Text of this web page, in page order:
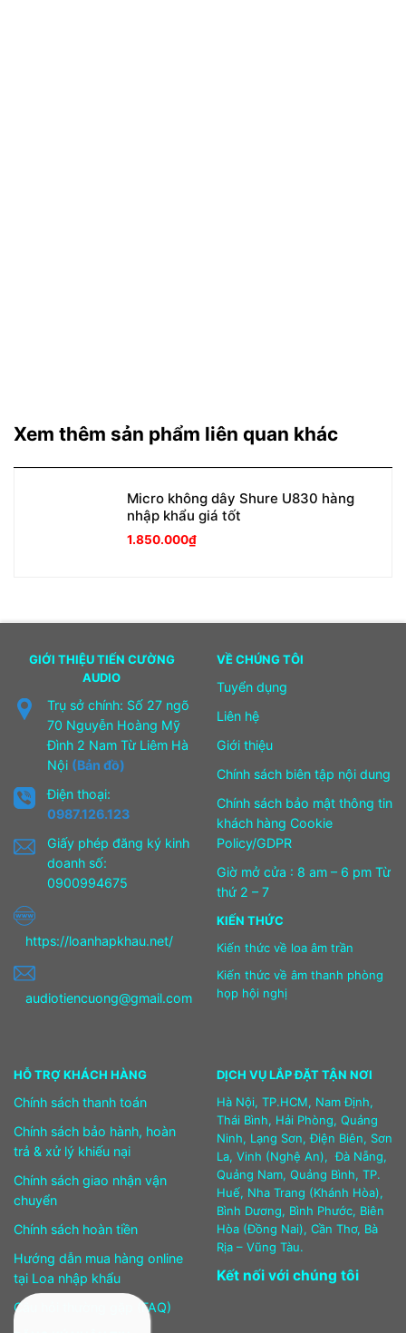
Xem thêm sản phẩm liên quan khác
Micro không dây Shure U830 hàng
nhập khẩu giá tốt
1.850.000₫
GIỚI THIỆU TIẾN CƯỜNG
AUDIO
Trụ sở chính: Số 27 ngõ
70 Nguyễn Hoàng Mỹ
Đình 2 Nam Từ Liêm Hà
Nội (Bản đồ)
Điện thoại:
0987.126.123
Giấy phép đăng ký kinh
doanh số:
0900994675
https://loanhapkhau.net/
audiotiencuong@gmail.com
VỀ CHÚNG TÔI
Tuyển dụng
Liên hệ
Giới thiệu
Chính sách biên tập nội dung
Chính sách bảo mật thông tin
khách hàng Cookie
Policy/GDPR
Giờ mở cửa : 8 am – 6 pm Từ
thứ 2 – 7
KIẾN THỨC
Kiến thức về loa âm trần
Kiến thức về âm thanh phòng
họp hội nghị
HỖ TRỢ KHÁCH HÀNG
Chính sách thanh toán
Chính sách bảo hành, hoàn
trả & xử lý khiếu nại
Chính sách giao nhận vận
chuyển
Chính sách hoàn tiền
Hướng dẫn mua hàng online
tại Loa nhập khẩu
Câu hỏi thường gặp (FAQ)
DỊCH VỤ LẮP ĐẶT TẬN NƠI
Hà Nội, TP.HCM, Nam Định,
Thái Bình, Hải Phòng, Quảng
Ninh, Lạng Sơn, Điện Biên, Sơn
La, Vinh (Nghệ An), Đà Nẵng,
Quảng Nam, Quảng Bình, TP.
Huế, Nha Trang (Khánh Hòa),
Bình Dương, Bình Phước, Biên
Hòa (Đồng Nai), Cần Thơ, Bà
Rịa – Vũng Tàu.
Kết nối với chúng tôi